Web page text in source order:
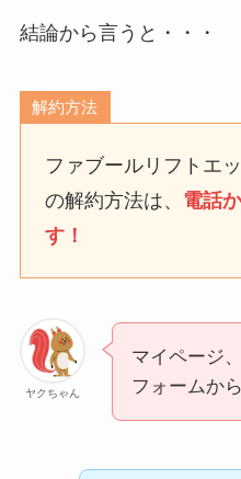
結論から言うと・・・
解約方法
ファブールリフトエ
の解約方法は、 電話
す！
ヤクちゃん
マイページ
フォームか